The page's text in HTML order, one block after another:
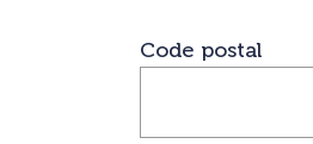
Code postal